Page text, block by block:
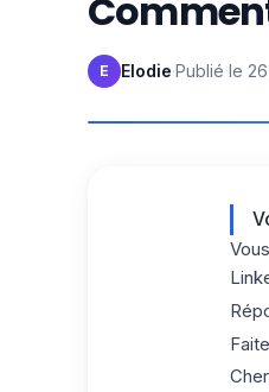
E Elodie·Publié le